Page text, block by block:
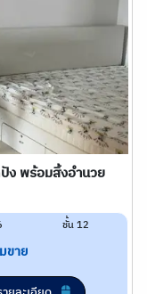
ง พร้อมสิ้งอำนวย
ชั้น 12
ขาย